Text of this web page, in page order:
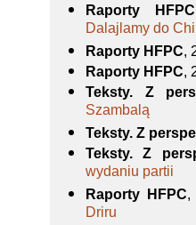
Raporty HFPC
Dalajlamy do
Raporty HFPC,
Raporty HFPC,
Teksty. Z
Szambalą
Teksty. Z
Teksty. Z
wydaniu partii
Raporty HFPC,
Driru